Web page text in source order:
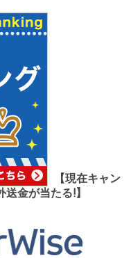
【現在キャン
金が当たる!】